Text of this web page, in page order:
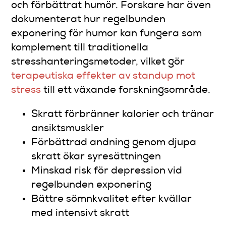
och förbättrat humör. Forskare har även
dokumenterat hur regelbunden
exponering för humor kan fungera som
komplement till traditionella
stresshanteringsmetoder, vilket gör
terapeutiska effekter av standup mot
stress till ett växande forskningsområde.
Skratt förbränner kalorier och tränar
ansiktsmuskler
Förbättrad andning genom djupa
skratt ökar syresättningen
Minskad risk för depression vid
regelbunden exponering
Bättre sömnkvalitet efter kvällar
med intensivt skratt